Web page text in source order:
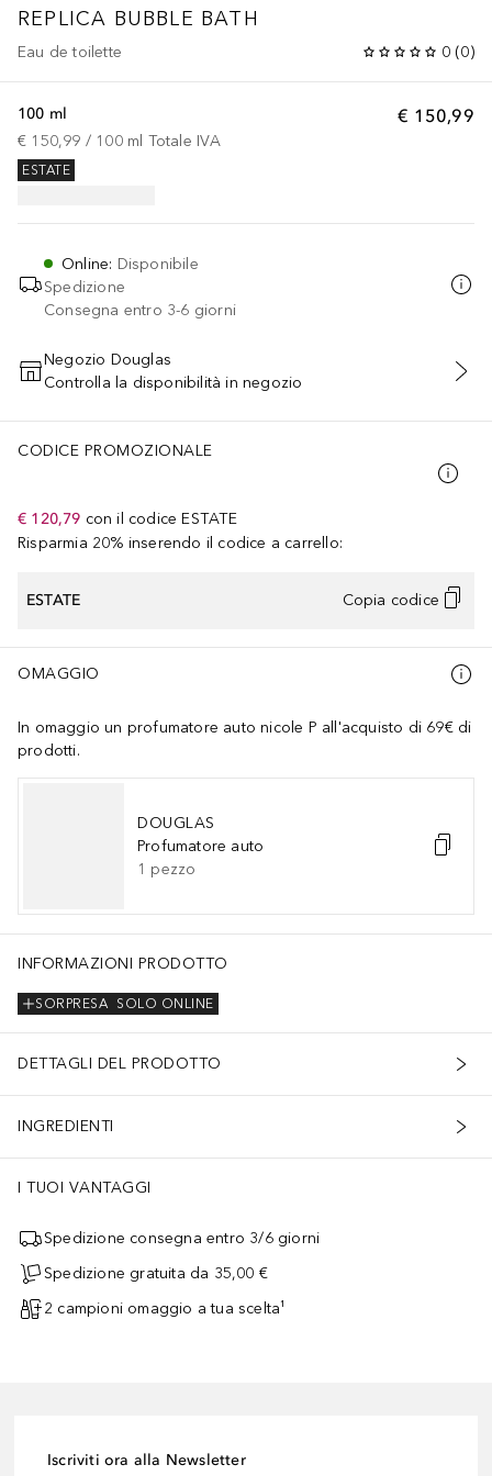
REPLICA BUBBLE BATH
Eau de toilette 0 (0)
€ 150,99
100 ml
€ 150,99 / 100 ml Totale IVA
ESTATE
Online: Disponibile
Spedizione
Consegna entro 3-6 giorni
AGGIUNGI AL CARRELLO
Negozio Douglas
Controlla la disponibilità in negozio
CODICE PROMOZIONALE
€ 120,79 con il codice ESTATE
Risparmia 20% inserendo il codice a carrello:
ESTATE Copia codice
OMAGGIO
In omaggio un profumatore auto nicole P all'acquisto di 69€ di
prodotti.
DOUGLAS
Profumatore auto
1 pezzo
INFORMAZIONI PRODOTTO
SOLO ONLINE
SORPRESA
DETTAGLI DEL PRODOTTO
INGREDIENTI
I TUOI VANTAGGI
Spedizione consegna entro 3/6 giorni
Spedizione gratuita da 35,00 €
2 campioni omaggio a tua scelta¹
Iscriviti ora alla Newsletter